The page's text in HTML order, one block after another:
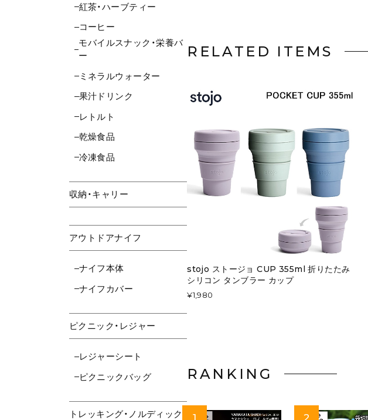
紅茶・ハーブティー
コーヒー
モバイルスナック・栄養バ
ー
ミネラルウォーター
果汁ドリンク
レトルト
乾燥食品
冷凍食品
収納・キャリー
アウトドアナイフ
ナイフ本体
ナイフカバー
ピクニック・レジャー
レジャーシート
ピクニックバッグ
トレッキング・ノルディック
RELATED ITEMS
stojo ストージョ CUP 355ml 折りたたみ
シリコン タンブラー カップ
¥1,980
RANKING